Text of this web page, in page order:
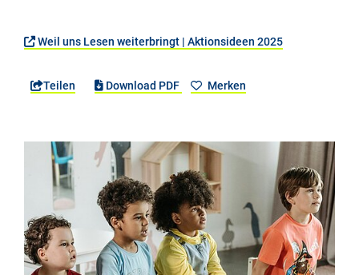
Weil uns Lesen weiterbringt | Aktionsideen 2025
Teilen Download PDF Merken